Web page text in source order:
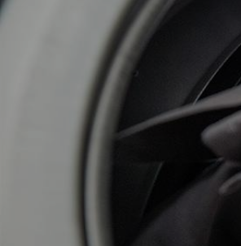
Panneau de gestion des cookies